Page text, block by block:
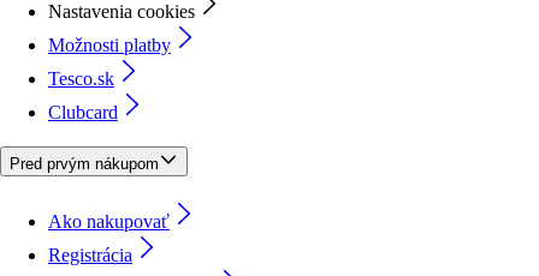
Nastavenia cookies
Možnosti platby
Tesco.sk
Clubcard
Pred prvým nákupom
Ako nakupovať
Registrácia